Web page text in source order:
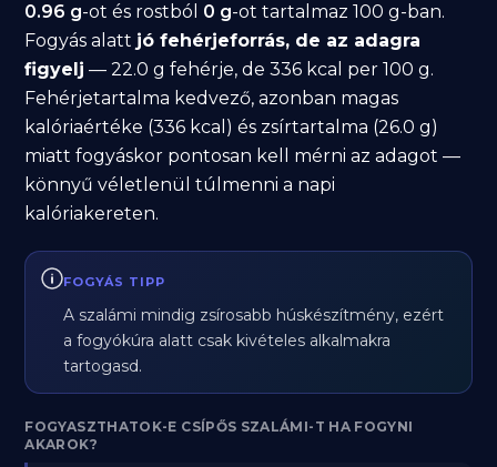
0.96 g-ot és rostból 0 g-ot tartalmaz 100 g-ban.
Fogyás alatt jó fehérjeforrás, de az adagra
figyelj — 22.0 g fehérje, de 336 kcal per 100 g.
Fehérjetartalma kedvező, azonban magas
kalóriaértéke (336 kcal) és zsírtartalma (26.0 g)
miatt fogyáskor pontosan kell mérni az adagot —
könnyű véletlenül túlmenni a napi
kalóriakereten.
FOGYÁS TIPP
A szalámi mindig zsírosabb húskészítmény, ezért
a fogyókúra alatt csak kivételes alkalmakra
tartogasd.
FOGYASZTHATOK-E CSÍPŐS SZALÁMI-T HA FOGYNI
AKAROK?